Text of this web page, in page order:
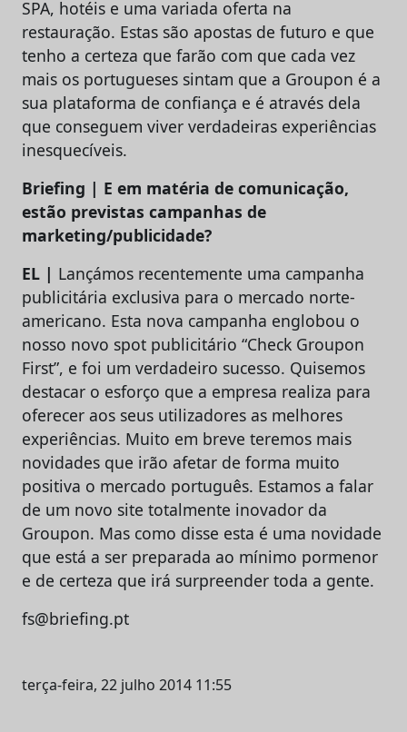
SPA, hotéis e uma variada oferta na
restauração. Estas são apostas de futuro e que
tenho a certeza que farão com que cada vez
mais os portugueses sintam que a Groupon é a
sua plataforma de confiança e é através dela
que conseguem viver verdadeiras experiências
inesquecíveis.
Briefing | E em matéria de comunicação,
estão previstas campanhas de
marketing/publicidade?
EL | Lançámos recentemente uma campanha
publicitária exclusiva para o mercado norte-
americano. Esta nova campanha englobou o
nosso novo spot publicitário “Check Groupon
First”, e foi um verdadeiro sucesso. Quisemos
destacar o esforço que a empresa realiza para
oferecer aos seus utilizadores as melhores
experiências. Muito em breve teremos mais
novidades que irão afetar de forma muito
positiva o mercado português. Estamos a falar
de um novo site totalmente inovador da
Groupon. Mas como disse esta é uma novidade
que está a ser preparada ao mínimo pormenor
e de certeza que irá surpreender toda a gente.
fs@briefing.pt
terça-feira, 22 julho 2014 11:55